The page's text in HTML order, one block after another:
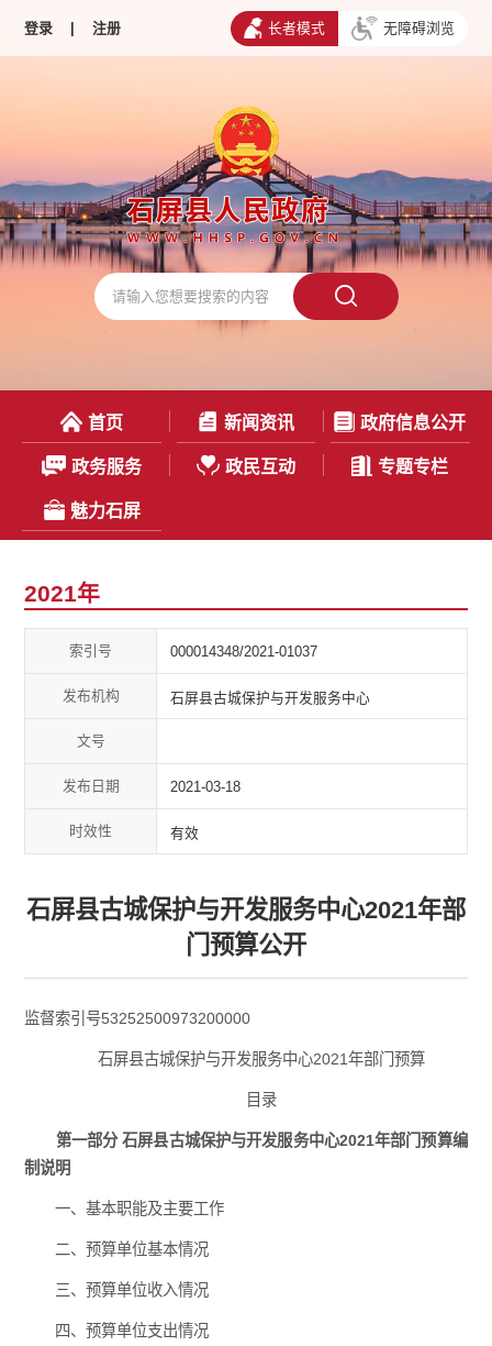
登录 | 注册 长者模式 无障碍浏览
首页 新闻资讯 政府信息公开
政务服务 政民互动 专题专栏
魅力石屏
2021年
索引号 000014348/2021-01037
发布机构 石屏县古城保护与开发服务中心
文号
发布日期 2021-03-18
时效性 有效
石屏县古城保护与开发服务中心2021年部
门预算公开
监督索引号53252500973200000
石屏县古城保护与开发服务中心2021年部门预算
目录
第一部分 石屏县古城保护与开发服务中心2021年部门预算编
制说明
一、基本职能及主要工作
二、预算单位基本情况
三、预算单位收入情况
四、预算单位支出情况